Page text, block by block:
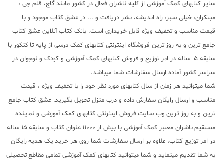
سایر کتابهای کمک آموزشی از کلیه ناشران فعال در کشور مانند گاج، قلم چی ،
مبتکران، خیلی سبز، راه اندیشه، نشر دریافت و ... در عشق کتاب موجود و با
قیمت مناسب و تخفیف ویژه قابل خریداری است. بانک کتاب آنلاین عشق کتاب
جامع ترین و به روز ترین فروشگاه اینترنتی کتابهای کمک درسی از پایه تا کنکور با
سابقه 15 ساله در امر توزیع و فروش کتابهای کمک آموزشی و کودک و نوجوان در
سراسر کشور آماده ارسال سفارشات شما میباشد.
شما میتوانید هر زمان از سال کتابهای مورد نظر خود را با تخفیف ویژه ، قیمت
مناسب و ارسال رایگان سفارش داده و درب منزل تحویل بگیرید. عشق کتاب جامع
ترین و به روز ترین وب سایت فروش اینترنتی کتابهای کمک آموزشی و نماینده
مستقیم ناشران معتبر کمک آموزشی با بیش از 11000 عنوان کتاب و سابقه 15 ساله
در امر توزیع کتاب، علاوه بر ارسال سفارشات شما روی هر خرید یک هدیه رایگان
به شما تقدیم مینماید و شما میتوانید کتابهای کمک آموزشی تمامی مقاطع تحصیلی